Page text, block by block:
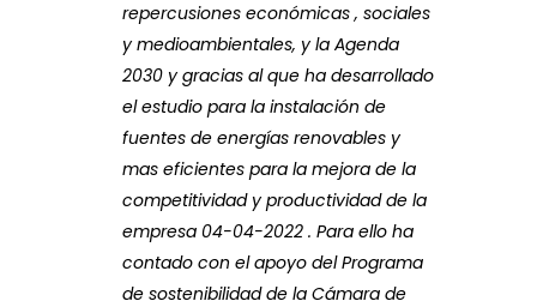
repercusiones económicas , sociales
y medioambientales, y la Agenda
2030 y gracias al que ha desarrollado
el estudio para la instalación de
fuentes de energías renovables y
mas eficientes para la mejora de la
competitividad y productividad de la
empresa 04-04-2022 . Para ello ha
contado con el apoyo del Programa
de sostenibilidad de la Cámara de